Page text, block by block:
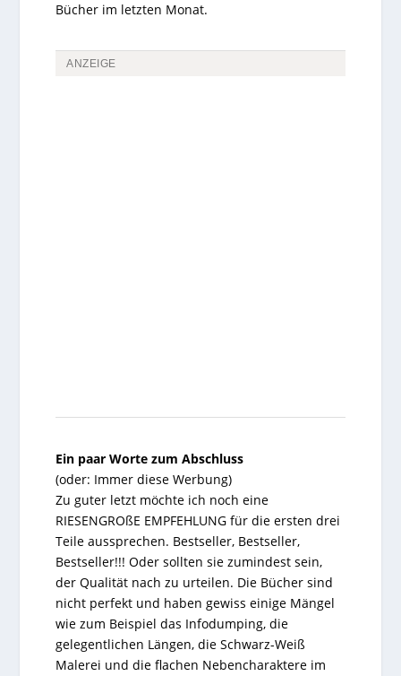
Bücher im letzten Monat.
ANZEIGE
Ein paar Worte zum Abschluss
(oder: Immer diese Werbung)
Zu guter letzt möchte ich noch eine
RIESENGROßE EMPFEHLUNG für die ersten drei
Teile aussprechen. Bestseller, Bestseller,
Bestseller!!! Oder sollten sie zumindest sein,
der Qualität nach zu urteilen. Die Bücher sind
nicht perfekt und haben gewiss einige Mängel
wie zum Beispiel das Infodumping, die
gelegentlichen Längen, die Schwarz-Weiß
Malerei und die flachen Nebencharaktere im